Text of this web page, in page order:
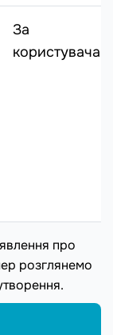
За
користувача
про
розглянемо